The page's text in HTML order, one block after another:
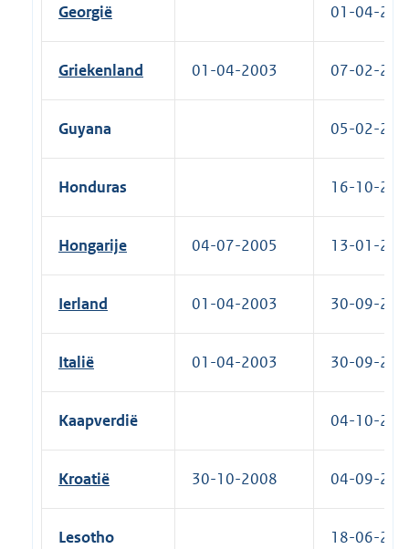
Georgië 01-04-
Griekenland 01-04-2003 07-02-
Guyana 05-02-
Honduras 16-10-
Hongarije 04-07-2005 13-01-
Ierland 01-04-2003 30-09-
Italië 01-04-2003 30-09-
Kaapverdië 04-10-
Kroatië 30-10-2008 04-09-
Lesotho 18-06-